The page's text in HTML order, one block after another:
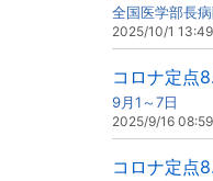
全国医学部長
2025/10/1 13:49
コロナ定点
9月1～7日
2025/9/16 08:59
コロナ定